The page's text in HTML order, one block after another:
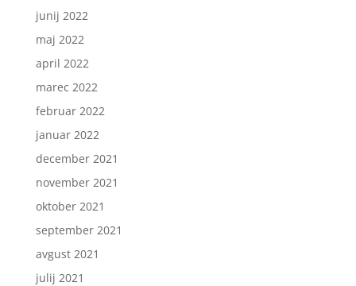
junij 2022
maj 2022
april 2022
marec 2022
februar 2022
januar 2022
december 2021
november 2021
oktober 2021
september 2021
avgust 2021
julij 2021